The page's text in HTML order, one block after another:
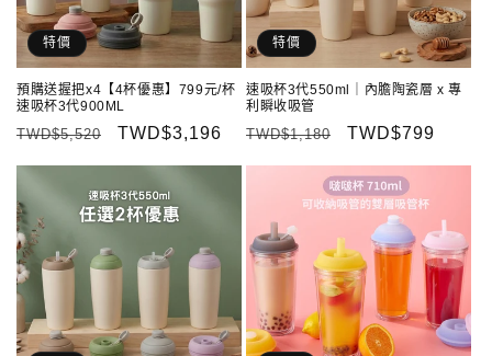
特價
預購送握把x4【4杯優惠】799元/杯
速吸杯3代900ML
定
TWD$5,520
售
TWD$3,196
特價
速吸杯3代550ml｜內膽陶瓷層 x 專
利瞬收吸管
定
TWD$1,180
售
TWD$799